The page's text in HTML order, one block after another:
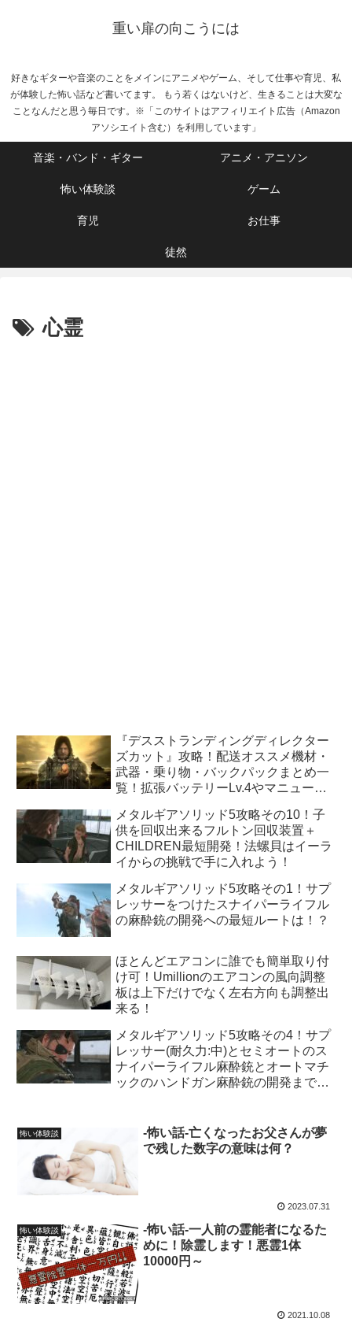
重い扉の向こうには
好きなギターや音楽のことをメインにアニメやゲーム、そして仕事や育児、私
が体験した怖い話など書いてます。 もう若くはないけど、生きることは大変な
ことなんだと思う毎日です。※「このサイトはアフィリエイト広告（Amazon
アソシエイト含む）を利用しています」
音楽・バンド・ギター アニメ・アニソン
怖い体験談 ゲーム
育児 お仕事
徒然
心霊
『デスストランディングディレクター
ズカット』攻略！配送オススメ機材・
武器・乗り物・バックパックまとめ一
覧！拡張バッテリーLv.4やマニューバ
る！？
メタルギアソリッド5攻略その10！子
供を回収出来るフルトン回収装置＋
CHILDREN最短開発！法螺貝はイーラ
イからの挑戦で手に入れよう！
メタルギアソリッド5攻略その1！サプ
レッサーをつけたスナイパーライフル
の麻酔銃の開発への最短ルートは！？
ほとんどエアコンに誰でも簡単取り付
け可！Umillionのエアコンの風向調整
板は上下だけでなく左右方向も調整出
来る！
メタルギアソリッド5攻略その4！サプ
レッサー(耐久力:中)とセミオートのス
ナイパーライフル麻酔銃とオートマチ
ックのハンドガン麻酔銃の開発までの
怖い体験談
-怖い話-亡くなったお父さんが夢
で残した数字の意味は何？
2023.07.31
怖い体験談
-怖い話-一人前の霊能者になるた
めに！除霊します！悪霊1体
10000円～
2021.10.08